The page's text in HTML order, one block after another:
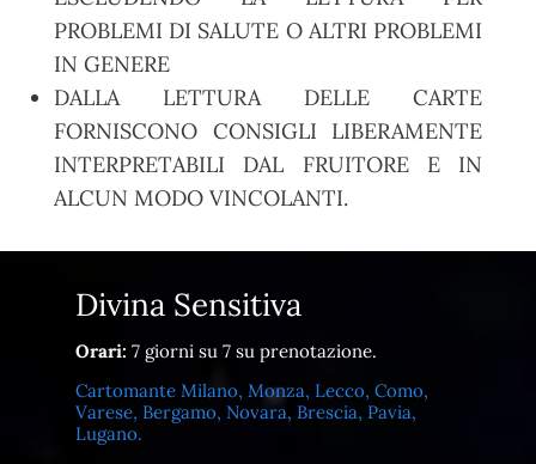
PROBLEMI DI SALUTE O ALTRI PROBLEMI
IN GENERE
DALLA LETTURA DELLE CARTE
FORNISCONO CONSIGLI LIBERAMENTE
INTERPRETABILI DAL FRUITORE E IN
ALCUN MODO VINCOLANTI.
Divina Sensitiva
Orari: 7 giorni su 7 su prenotazione.
Cartomante Milano, Monza, Lecco, Como,
Varese, Bergamo, Novara, Brescia, Pavia,
Lugano.